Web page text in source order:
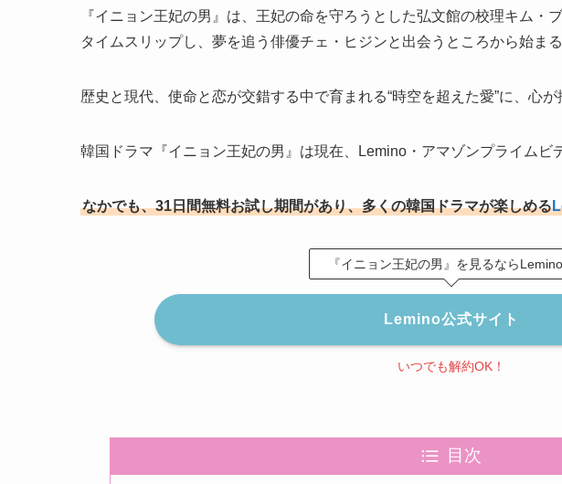
『イニョン王妃の男』は、王妃の命を守ろうとした弘文館の校理キム・
タイムスリップし、夢を追う俳優チェ・ヒジンと出会うところから始ま
歴史と現代、使命と恋が交錯する中で育まれる“時空を超えた愛”に、心が
韓国ドラマ『イニョン王妃の男』は現在、Lemino・アマゾンプライムビ
なかでも、31日間無料お試し期間があり、多くの韓国ドラマが楽しめる
『イニョン王妃の男』を見るならLemino
Lemino公式サイト
いつでも解約OK！
目次